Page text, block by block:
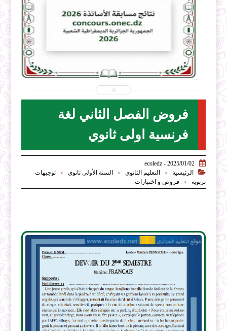
2026-07-31
ecoledz.net
فروض الفصل الثاني لغة
فرنسية اولى ثانوي

2025/01/02 - ecoledz

الرئيسية > التعليم الثانوي > السنة الأولى ثانوي >
توجيهات
تربوية
> فروض و اختبارات